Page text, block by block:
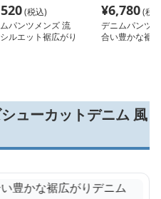
(税込)
パンツメンズ 流
ルエット裾広がり
¥6,780(税
デニムパンツ
合い豊かな裾
ューカットデニム 風